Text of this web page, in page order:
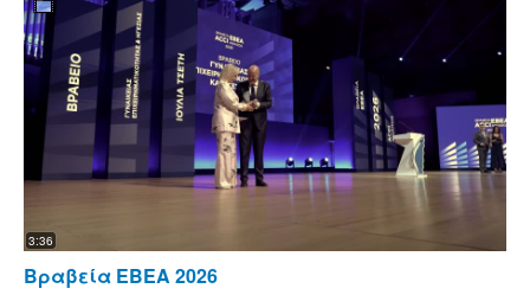
3:36
Βραβεία ΕΒΕΑ 2026